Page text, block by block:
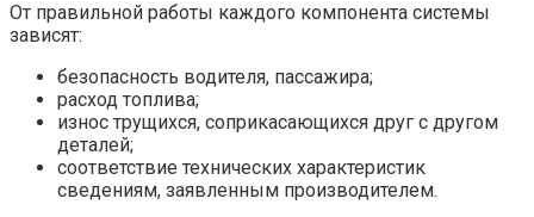
От правильной работы каждого компонента системы
зависят:
безопасность водителя, пассажира;
расход топлива;
износ трущихся, соприкасающихся друг с другом
деталей;
соответствие технических характеристик
сведениям, заявленным производителем.